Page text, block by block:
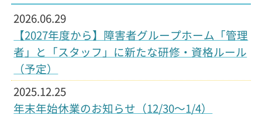
2026.06.29
【2027年度から】障害者グループホーム「管理
者」と「スタッフ」に新たな研修・資格ルール
（予定）
2025.12.25
年末年始休業のお知らせ（12/30〜1/4）